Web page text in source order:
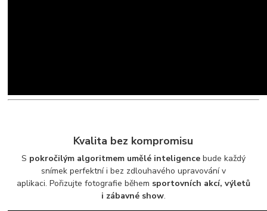
Kvalita bez kompromisu
S pokročilým algoritmem umělé inteligence bude každý
snímek perfektní i bez zdlouhavého upravování v
aplikaci. Pořizujte fotografie během sportovních akcí, výletů
i zábavné show.